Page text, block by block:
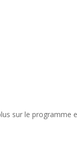
sur le programme